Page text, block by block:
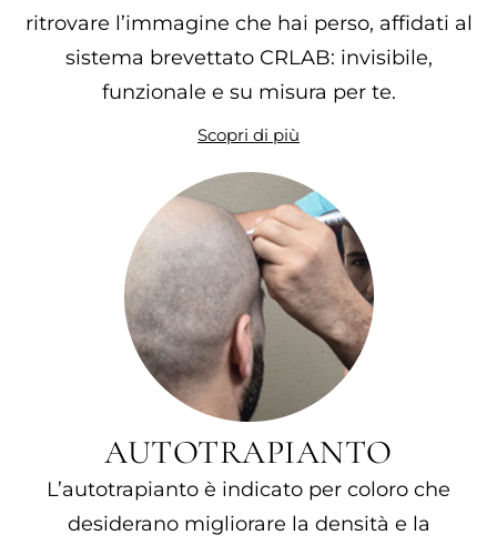
ritrovare l’immagine che hai perso, affidati al
sistema brevettato CRLAB: invisibile,
funzionale e su misura per te.
Scopri di più
AUTOTRAPIANTO
L’autotrapianto è indicato per coloro che
desiderano migliorare la densità e la